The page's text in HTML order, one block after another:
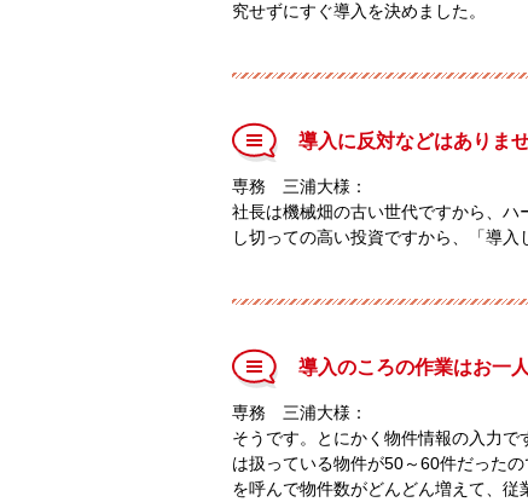
究せずにすぐ導入を決めました。
導入に反対などはありま
専務 三浦大様：
社長は機械畑の古い世代ですから、
し切っての高い投資ですから、「導入
導入のころの作業はお一
専務 三浦大様：
そうです。とにかく物件情報の入力
は扱っている物件が50～60件だった
を呼んで物件数がどんどん増えて、従